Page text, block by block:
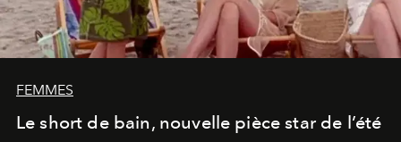
FEMMES
Le short de bain, nouvelle pièce star de l’été